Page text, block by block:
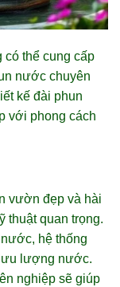
có thể cung cấp
nước chuyên
kế đài phun
với phong cách
vườn đẹp và hài
thuật quan trọng.
hệ thống
lượng nước.
nghiệp sẽ giúp